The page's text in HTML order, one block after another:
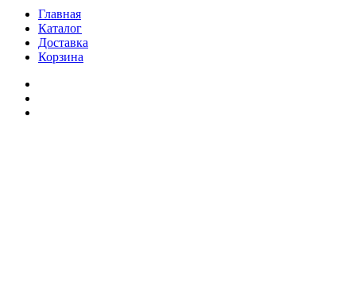
Главная
Каталог
Доставка
Корзина